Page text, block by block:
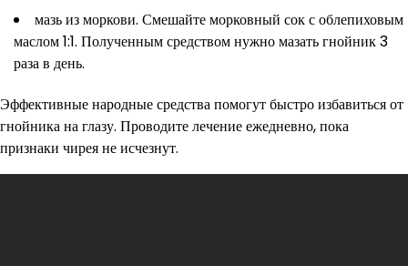
мазь из моркови. Смешайте морковный сок с облепиховым
маслом 1:1. Полученным средством нужно мазать гнойник 3
раза в день.
Эффективные народные средства помогут быстро избавиться от
гнойника на глазу. Проводите лечение ежедневно, пока
признаки чирея не исчезнут.